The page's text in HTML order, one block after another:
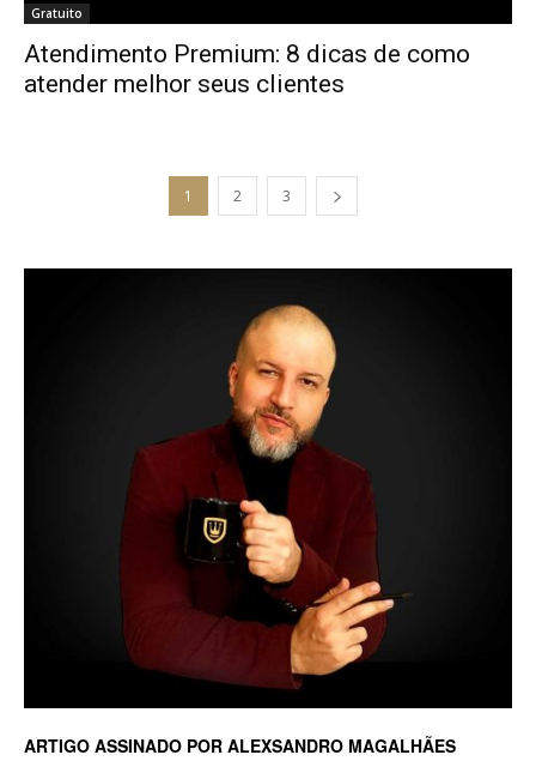
Gratuito
Atendimento Premium: 8 dicas de como
atender melhor seus clientes
1 2 3
ARTIGO ASSINADO POR ALEXSANDRO MAGALHÃES